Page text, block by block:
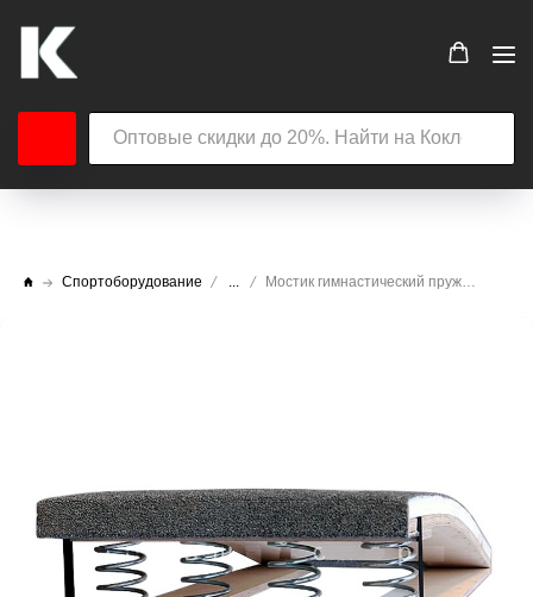
Спортоборудование ... Мостик гимнастический пружинный АТ376 с гнутой платформой